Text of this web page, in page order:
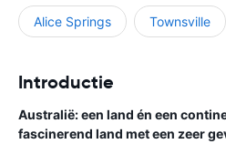
Alice Springs Townsville
Introductie
Australië: een land én een
fascinerend land met een zeer